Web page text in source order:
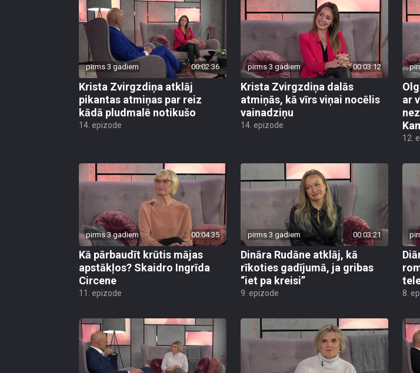
pirms 3 gadiem 00:02:36
Krista Zvirgzdiņa atklāj
pikantas atmiņas par reiz
kādā pludmalē notikušo
14. epizode
pirms 3 gadiem 00:03:12
Krista Zvirgzdiņa dalās
atmiņās, kā vīrs viņai nocēlis
vainadziņu
14. epizode
ar
12.
pirms 3 gadiem 00:04:35
Kā pārbaudīt krūtis mājas
apstākļos? Skaidro Ingrīda
Circene
11. epizode
pirms 3 gadiem 00:03:21
Dināra Rudāne atklāj, kā
rīkoties gadījumā, ja gribas
“iet pa kreisi”
9. epizode 8.